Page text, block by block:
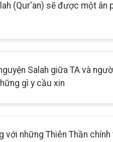
(Qur'an) sẽ được một ân
Salah giữa TA và
gì y cầu xin
với những Thiên Thần